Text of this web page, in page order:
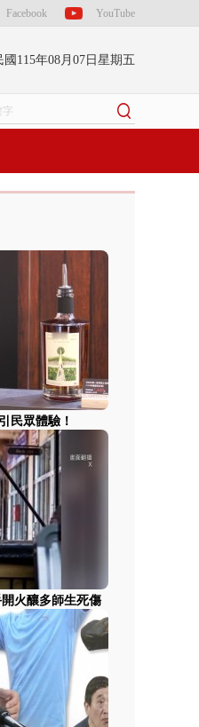
Facebook YouTube
國115年08月07日星期五
民眾體驗！
火釀多師生死傷